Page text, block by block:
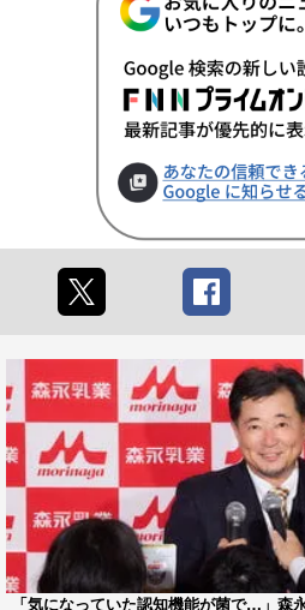
「気になっていた認知機能が菌で…」森